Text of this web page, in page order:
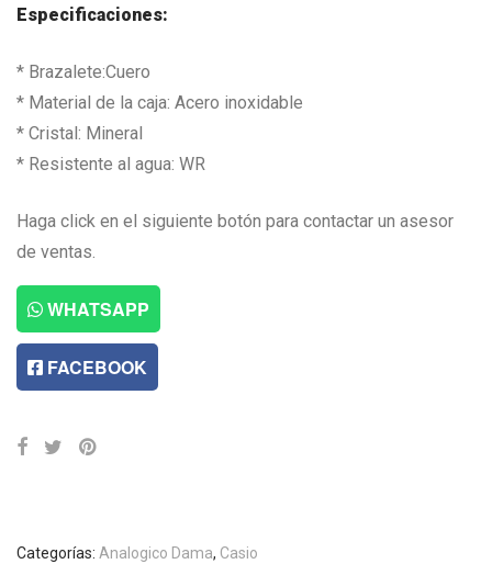
Especificaciones:
* Brazalete:Cuero
* Material de la caja: Acero inoxidable
* Cristal: Mineral
* Resistente al agua: WR
Haga click en el siguiente botón para contactar un asesor
de ventas.
WHATSAPP
FACEBOOK
Categorías: Analogico Dama, Casio